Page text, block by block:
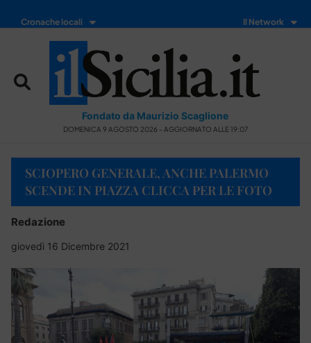
Cronache locali Il Network
Fondato da Maurizio Scaglione
DOMENICA 9 AGOSTO 2026 - AGGIORNATO ALLE 19:07
SCIOPERO GENERALE, ANCHE PALERMO
SCENDE IN PIAZZA CLICCA PER LE FOTO
Redazione
giovedì 16 Dicembre 2021